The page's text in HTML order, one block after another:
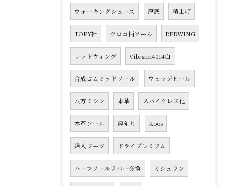
ウォーキングシューズ 厚底 積上げ
TOPY社 クロコ柄ソール REDWING
レッドウィング Vibram4014白
合成ゴムミッドソール ウェッジヒール
八方ミシン 本革 スパイクレス化
本革ソール 座刳り Koos
婦人ブーツ ドライプレミアム
ハーフソールラバー交換 ミシュラン